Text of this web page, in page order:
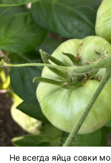
Не всегда яйца совки